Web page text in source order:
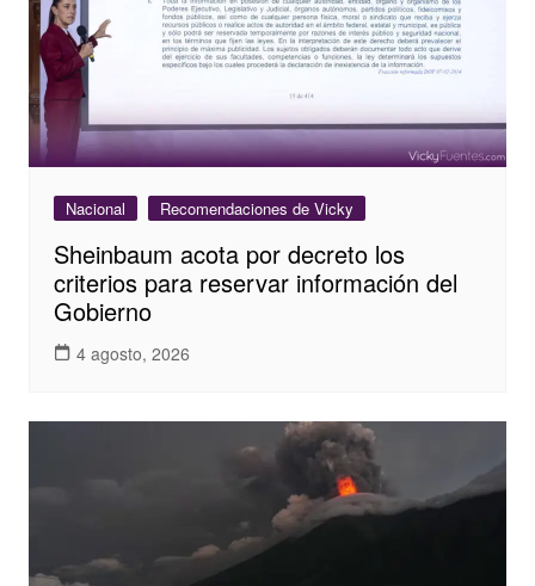
Nacional Recomendaciones de Vicky
Sheinbaum acota por decreto los
criterios para reservar información del
Gobierno
4 agosto, 2026